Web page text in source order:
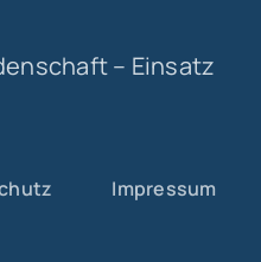
– Einsatz
Impressum